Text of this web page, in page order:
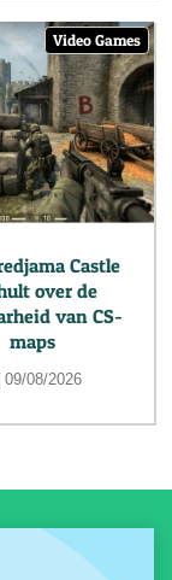
Video Games
Castle
over de
van CS-
maps
09/08/2026